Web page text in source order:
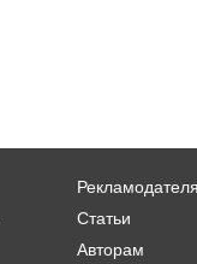
Статьи
Авторам